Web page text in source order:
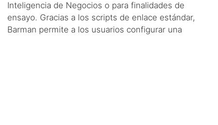
Inteligencia de Negocios o para finalidades de
ensayo. Gracias a los scripts de enlace estándar,
Barman permite a los usuarios configurar una